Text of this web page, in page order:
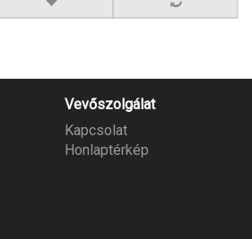
Vevőszolgálat
Kapcsolat
Honlaptérkép